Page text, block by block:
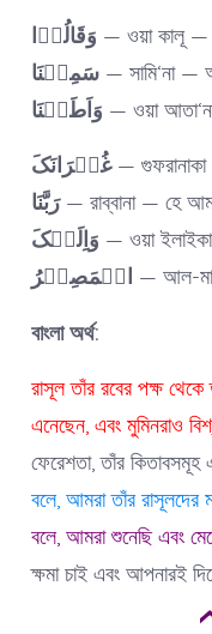
وَقَالُوۡا — ওয়া কালূ —
سَمِعۡنَا— সামি‘না —
وَاَطَعۡنَا — ওয়া
غُفۡرَانَکَ— গুফরানাকা
رَبَّنَا— রাব্বানা — হে
وَاِلَیۡکَ — ওয়া
الۡمَصِیۡرُ — আল-
বাংলা অর্থ:
রাসূল তাঁর রবের পক্ষ থেকে
এনেছেন, এবং মুমিনরাও
ফেরেশতা, তাঁর
বলে, আমরা তাঁর রাসূলদের
বলে, আমরা শুনেছি এবং
ক্ষমা চাই এবং আপনারই